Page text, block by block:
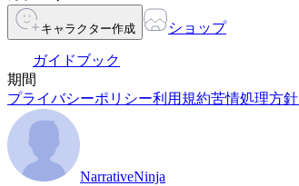
キャラクター作成 ショップ
ガイドブック
期間
プライバシーポリシー利用規約苦情処理方針
NarrativeNinja